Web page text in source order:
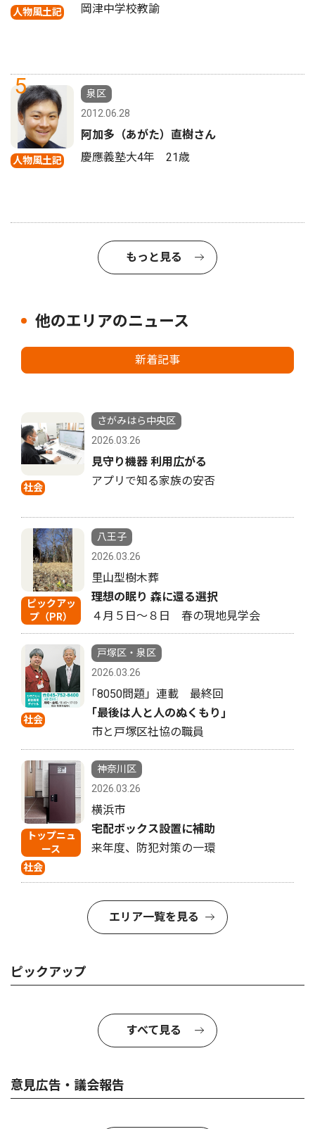
人物風土記 岡津中学校教諭
5
人物風土記
泉区
2012.06.28
阿加多（あがた）直樹さん
慶應義塾大4年 21歳
もっと見る
他のエリアのニュース
新着記事
社会
さがみはら中央区
2026.03.26
見守り機器 利用広がる
アプリで知る家族の安否
ピックアッ
プ（PR）
八王子
2026.03.26
里山型樹木葬
理想の眠り 森に還る選択
４月５日〜８日 春の現地見学会
社会
戸塚区・泉区
2026.03.26
｢8050問題」連載 最終回
｢最後は人と人のぬくもり｣
市と戸塚区社協の職員
トップニュ
ース
社会
神奈川区
2026.03.26
横浜市
宅配ボックス設置に補助
来年度、防犯対策の一環
エリア一覧を見る
ピックアップ
すべて見る
意見広告・議会報告